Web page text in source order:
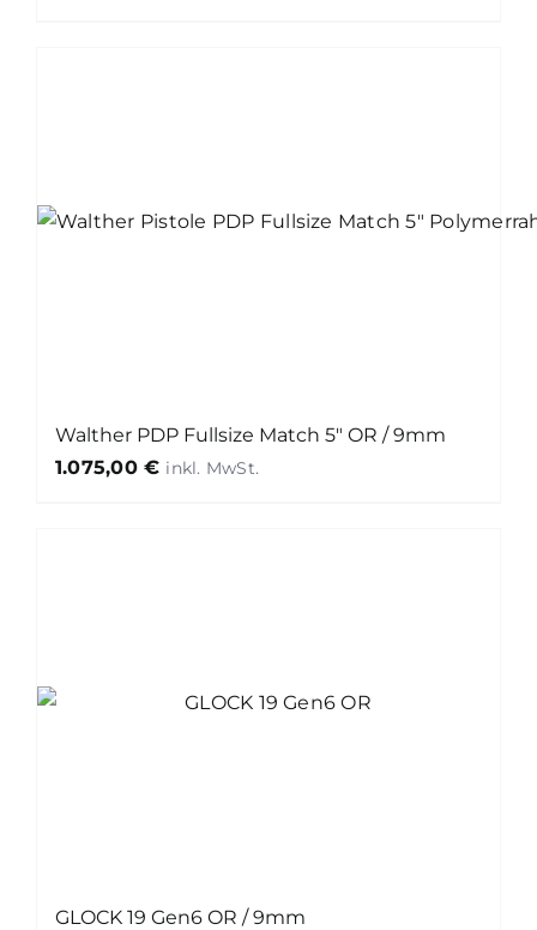
Walther PDP Fullsize Match 5″ OR / 9mm
1.075,00€
GLOCK 19 Gen6 OR / 9mm